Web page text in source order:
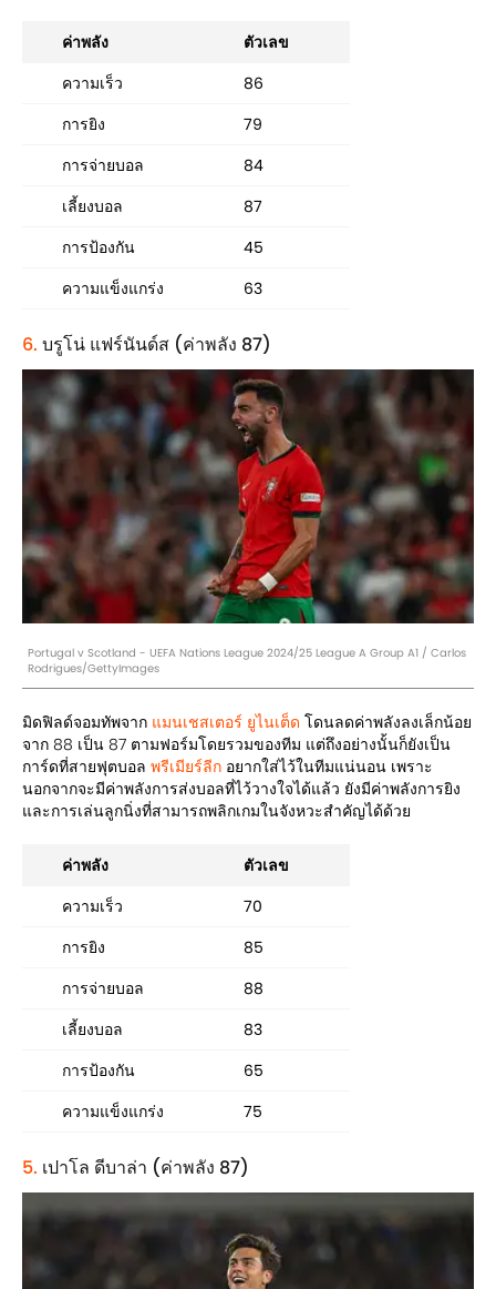
ค่าพลัง
ตัวเลข
ความเร็ว
86
การยิง
79
การจ่ายบอล
84
เลี้ยงบอล
87
การป้องกัน
45
ความแข็งแกร่ง
63
6. บรูโน่ แฟร์นันด์ส (ค่าพลัง 87)
Portugal v Scotland - UEFA Nations League 2024/25 League A Group A1 / Carlos
Rodrigues/GettyImages
มิดฟิลด์จอมทัพจาก แมนเชสเตอร์ ยูไนเต็ด โดนลดค่าพลังลงเล็กน้อย
จาก 88 เป็น 87 ตามฟอร์มโดยรวมของทีม แต่ถึงอย่างนั้นก็ยังเป็น
การ์ดที่สายฟุตบอล พรีเมียร์ลีก อยากใส่ไว้ในทีมแน่นอน เพราะ
นอกจากจะมีค่าพลังการส่งบอลที่ไว้วางใจได้แล้ว ยังมีค่าพลังการยิง
และการเล่นลูกนิ่งที่สามารถพลิกเกมในจังหวะสำคัญได้ด้วย
ค่าพลัง
ตัวเลข
ความเร็ว
70
การยิง
85
การจ่ายบอล
88
เลี้ยงบอล
83
การป้องกัน
65
ความแข็งแกร่ง
75
5. เปาโล ดีบาล่า (ค่าพลัง 87)